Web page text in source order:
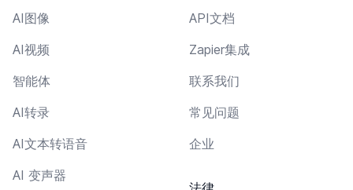
AI图像
AI视频
智能体
AI转录
AI文本转语音
AI 变声器
API文档
Zapier集成
联系我们
常见问题
企业